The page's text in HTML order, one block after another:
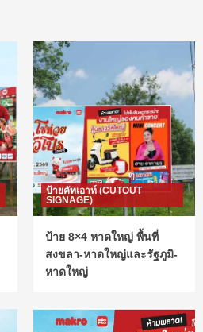
ป้ายคัทเอาท์ (CUTOUT
SIGNAGE)
ป้าย 8×4 หาดใหญ่ พื้นที่
สงขลา-หาดใหญ่และรัฐภูมิ-
หาดใหญ่